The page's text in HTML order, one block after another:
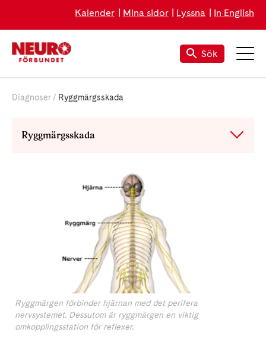
Kalender Mina sidor Lyssna In English
Sök
Diagnoser Ryggmärgsskada
Ryggmärgsskada
Ryggmärgen förbinder hjärnan med det perifera
nervsystemet. Dessutom är ryggmärgen en viktig
omkopplingsstation för reflexer.